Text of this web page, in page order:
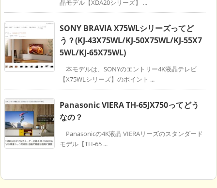
晶モデル【XDA20シリーズ】 ...
SONY BRAVIA X75WLシリーズってど
う？(KJ-43X75WL/KJ-50X75WL/KJ-55X7
5WL/KJ-65X75WL)
本モデルは、SONYのエントリー4K液晶テレビ
【X75WLシリーズ】のポイント ...
Panasonic VIERA TH-65JX750ってどう
なの？
Panasonicの4K液晶 VIERAリーズのスタンダード
モデル【TH-65 ...